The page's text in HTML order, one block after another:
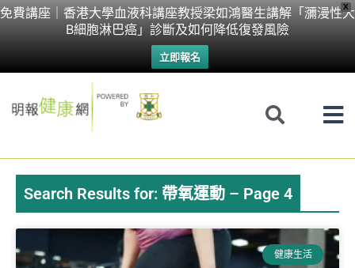
X
免費講座｜香港大學血液科講座教授梁如鴻醫生講解「瀰漫性大
B細胞淋巴癌」診斷及如何降低復發風險
立即報名
Skip
Search Results for: 帶氧運動 – Page 4
健康生活
PagePagePagePagePage Page Page